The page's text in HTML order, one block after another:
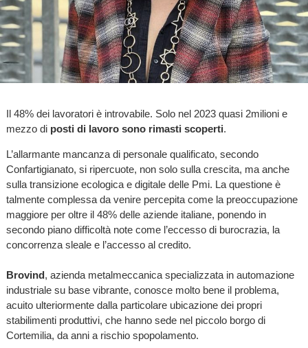
Il 48% dei lavoratori è introvabile. Solo nel 2023 quasi 2milioni e
mezzo di posti di lavoro sono rimasti scoperti.
L’allarmante mancanza di personale qualificato, secondo
Confartigianato, si ripercuote, non solo sulla crescita, ma anche
sulla transizione ecologica e digitale delle Pmi. La questione è
talmente complessa da venire percepita come la preoccupazione
maggiore per oltre il 48% delle aziende italiane, ponendo in
secondo piano difficoltà note come l’eccesso di burocrazia, la
concorrenza sleale e l’accesso al credito.
Brovind, azienda metalmeccanica specializzata in automazione
industriale su base vibrante, conosce molto bene il problema,
acuito ulteriormente dalla particolare ubicazione dei propri
stabilimenti produttivi, che hanno sede nel piccolo borgo di
Cortemilia, da anni a rischio spopolamento.